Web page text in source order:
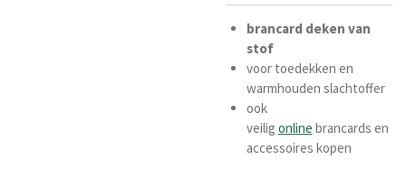
brancard deken van
stof
voor toedekken en
warmhouden slachtoffer
ook
veilig online brancards en
accessoires kopen